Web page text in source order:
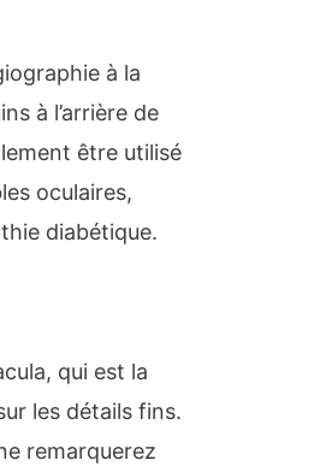
à la
à l’arrière de
être utilisé
oculaires,
diabétique.
qui est la
les détails fins.
remarquerez